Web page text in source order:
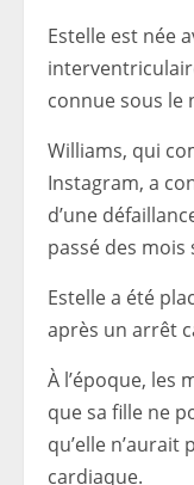
Estelle est née
connue sous
Williams, qui
Instagram, a
d’une
passé des mois
Estelle a été
après un arrêt
À l’époque, les
que sa fille ne
qu’elle
cardiaque.